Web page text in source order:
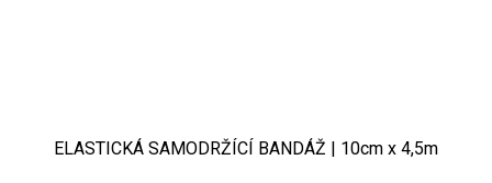
ELASTICKÁ SAMODRŽÍCÍ BANDÁŽ | 10cm x 4,5m